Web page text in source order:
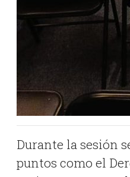
Durante la sesión
puntos como el